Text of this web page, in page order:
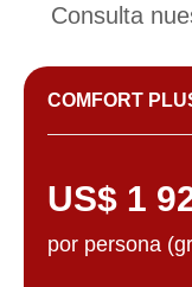
Consulta
COMFORT
US$ 1
por persona
TARIFAS